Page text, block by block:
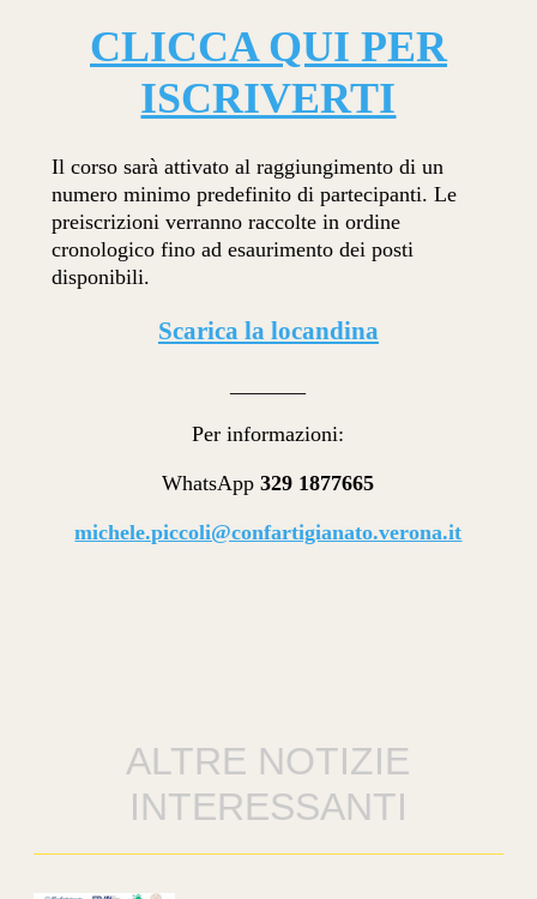
CLICCA QUI PER
ISCRIVERTI
Il corso sarà attivato al raggiungimento di un
numero minimo predefinito di partecipanti. Le
preiscrizioni verranno raccolte in ordine
cronologico fino ad esaurimento dei posti
disponibili.
Scarica la locandina
Per informazioni:
WhatsApp329 1877665
michele.piccoli@confartigianato.verona.it
ALTRE NOTIZIE
INTERESSANTI